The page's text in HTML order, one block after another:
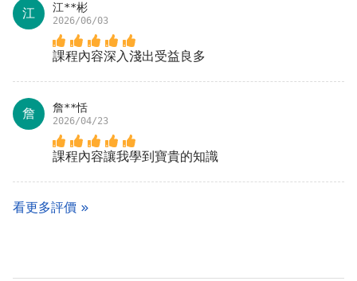
江 江**彬
2026/06/03
課程內容深入淺出受益良多
詹 詹**恬
2026/04/23
課程內容讓我學到寶貴的知識
看更多評價